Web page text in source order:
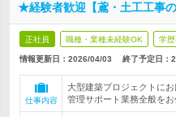
★経験者歓迎【鳶・土工工事
正社員 職種・業種未経験OK 学
情報更新日：2026/04/03 終了予定日：
仕事内容
大型建築プロジェクトに
管理サポート業務全般をお